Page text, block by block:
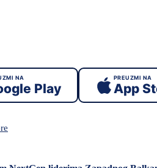
NA
Play
PREUZMI NA
App